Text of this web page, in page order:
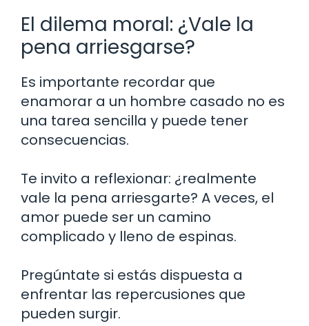
El dilema moral: ¿Vale la
pena arriesgarse?
Es importante recordar que
enamorar a un hombre casado no es
una tarea sencilla y puede tener
consecuencias.
Te invito a reflexionar: ¿realmente
vale la pena arriesgarte? A veces, el
amor puede ser un camino
complicado y lleno de espinas.
Pregúntate si estás dispuesta a
enfrentar las repercusiones que
pueden surgir.